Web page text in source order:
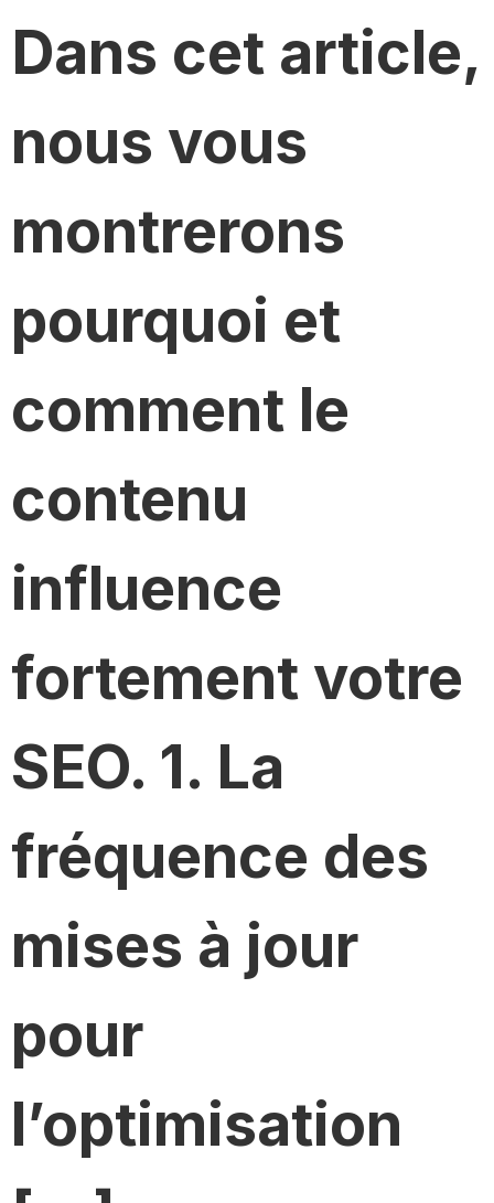
Dans cet article,
nous vous
montrerons
pourquoi et
comment le
contenu
influence
fortement votre
SEO. 1. La
fréquence des
mises à jour
pour
l’optimisation